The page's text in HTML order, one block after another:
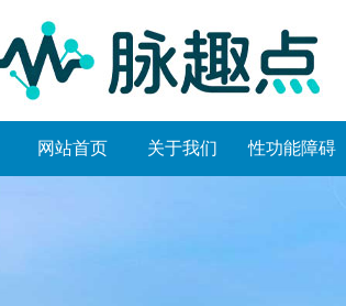
网站首页 关于我们 性功能障碍